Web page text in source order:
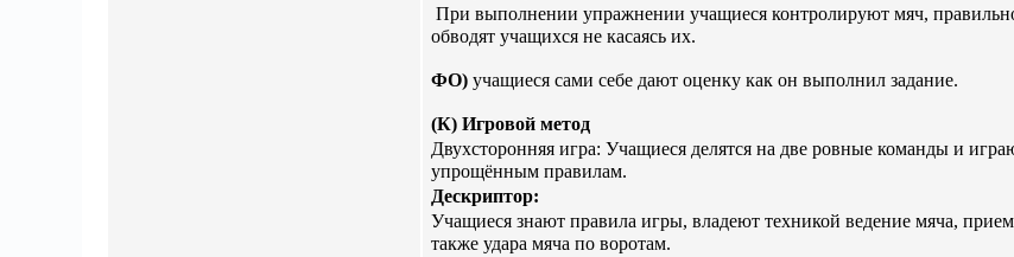
При выполнении упражнении учащиеся контролируют мяч,
обводят учащихся не касаясь их.
ФО)учащиеся сами себе дают оценку как он выполнил задание.
(К) Игровой метод
Двухсторонняя игра: Учащиеся делятся на две ровные команды и
упрощённым правилам.
Дескриптор:
Учащиеся знают правила игры, владеют техникой ведение мяча,
также удара мяча по воротам.